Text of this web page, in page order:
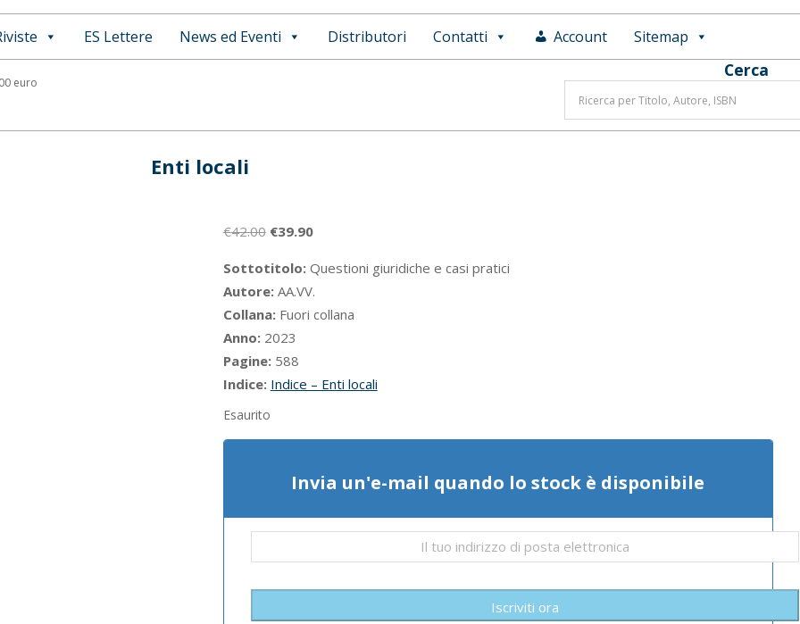
Primary
ES Lettere News ed Eventi Distributori Contatti Account Sitemap
euro
Cerca
Enti locali
€42.00 Il
originale
era:
€42.00.
€39.90Il
attuale
è:
€39.90.
Sottotitolo:Questioni giuridiche e casi pratici
Autore:AA.VV.
Collana:Fuori collana
Anno:2023
Pagine: 588
Indice: Indice – Enti locali
Esaurito
Invia un'e-mail quando lo stock è disponibile
Iscriviti ora